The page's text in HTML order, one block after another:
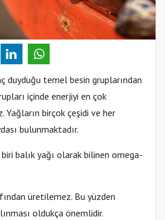
duyduğu temel besin gruplarından
içinde enerjiyi en çok
Yağların birçok çeşidi ve her
bulunmaktadır.
balık yağı olarak bilinen omega-
üretilemez. Bu yüzden
oldukça önemlidir.